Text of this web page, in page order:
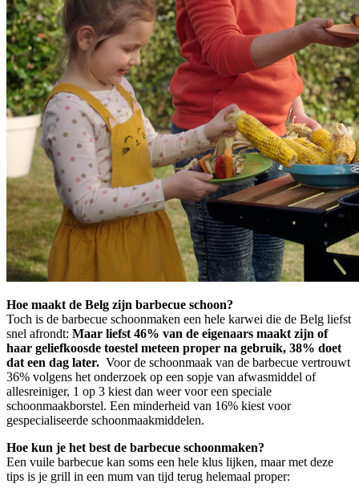
Hoe maakt de Belg zijn barbecue schoon?
Toch is de barbecue schoonmaken een hele karwei die de Belg liefst
snel afrondt: Maar liefst 46% van de eigenaars maakt zijn of
haar geliefkoosde toestel meteen proper na gebruik, 38% doet
dat een dag later. Voor de schoonmaak van de barbecue vertrouwt
36% volgens het onderzoek op een sopje van afwasmiddel of
allesreiniger, 1 op 3 kiest dan weer voor een speciale
schoonmaakborstel. Een minderheid van 16% kiest voor
gespecialiseerde schoonmaakmiddelen.
Hoe kun je het best de barbecue schoonmaken?
Een vuile barbecue kan soms een hele klus lijken, maar met deze
tips is je grill in een mum van tijd terug helemaal proper: